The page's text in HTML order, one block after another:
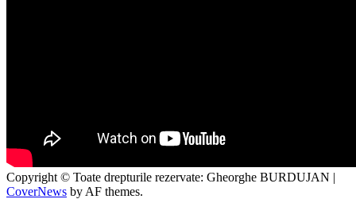
Copyright © Toate drepturile rezervate: Gheorghe BURDUJAN |
CoverNews by AF themes.